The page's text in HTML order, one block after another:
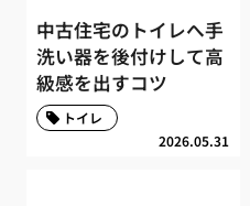
中古住宅のトイレへ手
洗い器を後付けして高
級感を出すコツ
2026.05.31
トイレ